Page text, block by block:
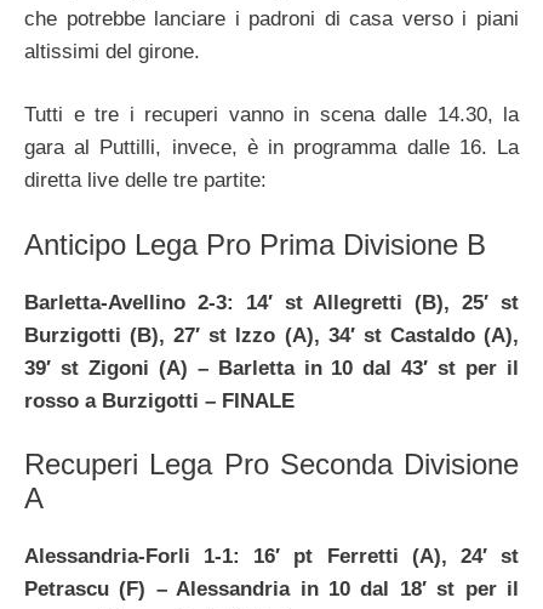
che potrebbe lanciare i padroni di casa verso i piani
altissimi del girone.
Tutti e tre i recuperi vanno in scena dalle 14.30, la
gara al Puttilli, invece, è in programma dalle 16. La
diretta live delle tre partite:
Anticipo Lega Pro Prima Divisione B
Barletta-Avellino 2-3: 14′ st Allegretti (B), 25′ st
Burzigotti (B), 27′ st Izzo (A), 34′ st Castaldo (A),
39′ st Zigoni (A) – Barletta in 10 dal 43′ st per il
rosso a Burzigotti – FINALE
Recuperi Lega Pro Seconda Divisione
A
Alessandria-Forli 1-1: 16′ pt Ferretti (A), 24′ st
Petrascu (F) – Alessandria in 10 dal 18′ st per il